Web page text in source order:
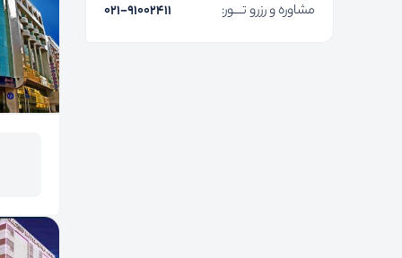
مشاوره و رزرو تـــور: ۰۲۱-91002411